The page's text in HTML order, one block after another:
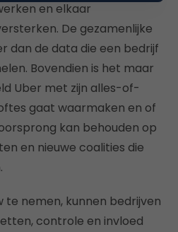
en elkaar
De gezamenlijke
dan de data die een bedrijf
Bovendien is het maar
Uber met zijn alles-of-
gaat waarmaken en of
kan behouden op
en nieuwe coalities die
nemen, kunnen bedrijven
controle en invloed